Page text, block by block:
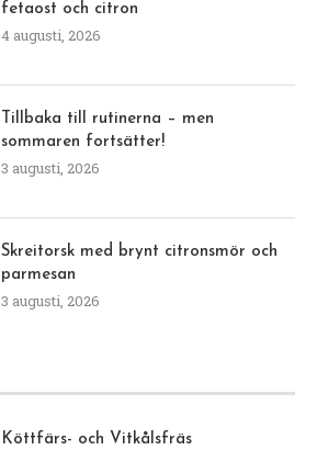
fetaost och citron
4 augusti, 2026
Tillbaka till rutinerna – men
sommaren fortsätter!
3 augusti, 2026
Skreitorsk med brynt citronsmör och
parmesan
3 augusti, 2026
Köttfärs- och Vitkålsfräs